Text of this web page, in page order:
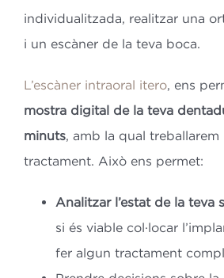
individualitzada, realitzar una
i un escàner de la teva boca.
L’escàner intraoral itero, ens
mostra digital de la teva
minuts, amb la qual treballarem
tractament. Això ens permet:
Analitzar l’estat de la teva
si és viable col·locar
fer algun tractament